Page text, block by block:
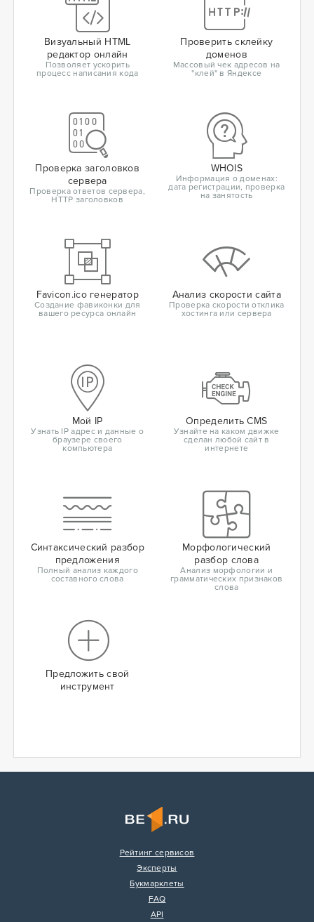
Визуальный HTML
редактор онлайн
Позволяет ускорить
процесс написания кода
Проверить склейку
доменов
Массовый чек адресов на
"клей" в Яндексе
Проверка заголовков
сервера
Проверка ответов сервера,
HTTP заголовков
WHOIS
Информация о доменах:
дата регистрации, проверка
на занятость
Favicon.ico генератор
Создание фавиконки для
вашего ресурса онлайн
Анализ скорости сайта
Проверка скорости отклика
хостинга или сервера
Мой IP
Узнать IP адрес и данные о
браузере своего
компьютера
Определить CMS
Узнайте на каком движке
сделан любой сайт в
интернете
Синтаксический разбор
предложения
Полный анализ каждого
составного слова
Морфологический
разбор слова
Анализ морфологии и
грамматических признаков
слова
Предложить свой
инструмент
Рейтинг сервисов
Эксперты
Букмарклеты
FAQ
API